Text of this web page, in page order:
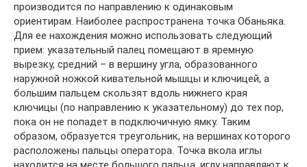
производится по направлению к одинаковым
ориентирам. Наиболее распространена точка Обаньяка.
Для ее нахождения можно использовать следующий
прием: указательный палец помещают в яремную
вырезку, средний – в вершину угла, образованного
наружной ножкой кивательной мышцы и ключицей, а
большим пальцем скользят вдоль нижнего края
ключицы (по направлению к указательному) до тех пор,
пока он не попадет в подключичную ямку. Таким
образом, образуется треугольник, на вершинах которого
расположены пальцы оператора. Точка вкола иглы